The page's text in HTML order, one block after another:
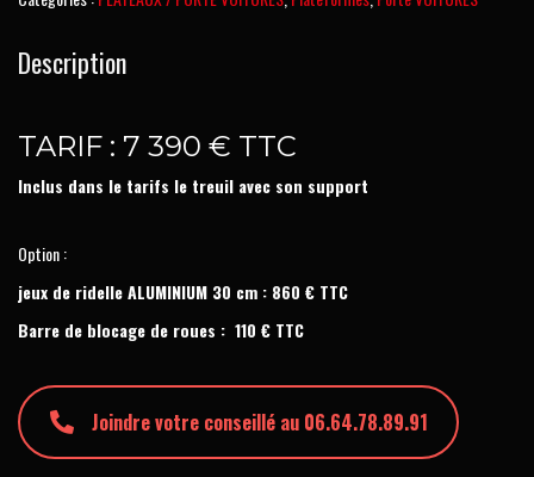
Description
TARIF : 7 390 € TTC
Inclus dans le tarifs le treuil avec son support
Option :
jeux de ridelle ALUMINIUM 30 cm : 860 € TTC
Barre de blocage de roues : 110 € TTC
Joindre votre conseillé au 06.64.78.89.91